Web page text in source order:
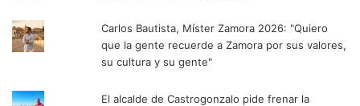
Carlos Bautista, Míster Zamora 2026: "Quiero
que la gente recuerde a Zamora por sus valores,
su cultura y su gente"
El alcalde de Castrogonzalo pide frenar la